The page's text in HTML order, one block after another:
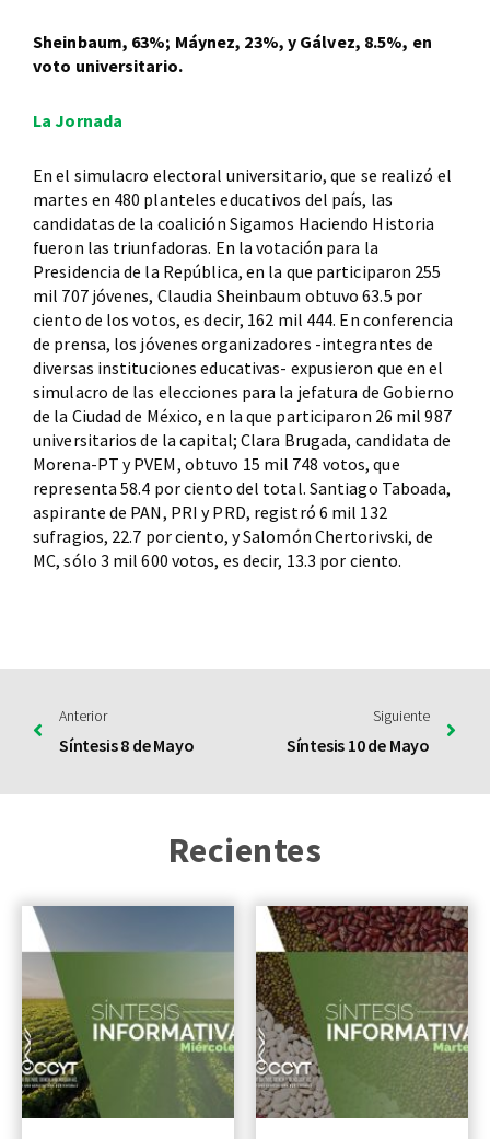
Sheinbaum, 63%; Máynez, 23%, y Gálvez, 8.5%, en
voto universitario.
La Jornada
En el simulacro electoral universitario, que se realizó el
martes en 480 planteles educativos del país, las
candidatas de la coalición Sigamos Haciendo Historia
fueron las triunfadoras. En la votación para la
Presidencia de la República, en la que participaron 255
mil 707 jóvenes, Claudia Sheinbaum obtuvo 63.5 por
ciento de los votos, es decir, 162 mil 444. En conferencia
de prensa, los jóvenes organizadores -integrantes de
diversas instituciones educativas- expusieron que en el
simulacro de las elecciones para la jefatura de Gobierno
de la Ciudad de México, en la que participaron 26 mil 987
universitarios de la capital; Clara Brugada, candidata de
Morena-PT y PVEM, obtuvo 15 mil 748 votos, que
representa 58.4 por ciento del total. Santiago Taboada,
aspirante de PAN, PRI y PRD, registró 6 mil 132
sufragios, 22.7 por ciento, y Salomón Chertorivski, de
MC, sólo 3 mil 600 votos, es decir, 13.3 por ciento.
Anterior
Síntesis 8 de Mayo
Siguiente
Síntesis 10 de Mayo
Recientes